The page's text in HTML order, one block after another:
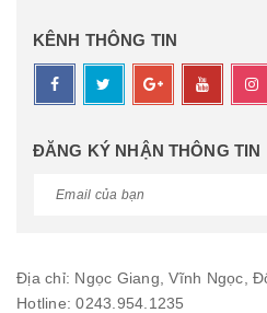
KÊNH THÔNG TIN
ĐĂNG KÝ NHẬN THÔNG TIN
Địa chỉ: Ngọc Giang, Vĩnh Ngọc,
Hotline: 0243.954.1235